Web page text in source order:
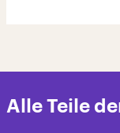
Alle Teile